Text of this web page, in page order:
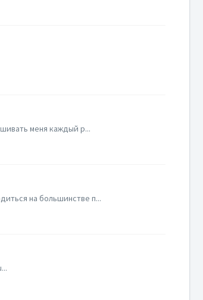
меня каждый р...
на большинстве п...